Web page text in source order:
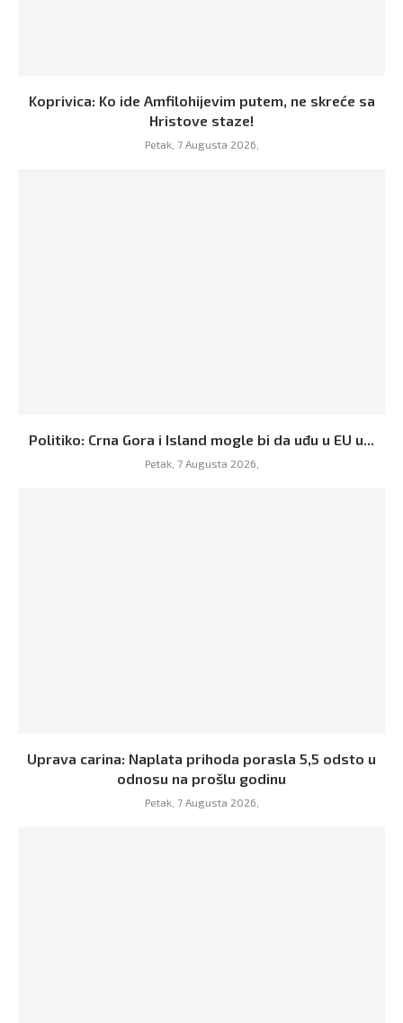
Koprivica: Ko ide Amfilohijevim putem, ne skreće sa
Hristove staze!
Petak, 7 Augusta 2026,
Politiko: Crna Gora i Island mogle bi da uđu u EU u...
Petak, 7 Augusta 2026,
Uprava carina: Naplata prihoda porasla 5,5 odsto u
odnosu na prošlu godinu
Petak, 7 Augusta 2026,